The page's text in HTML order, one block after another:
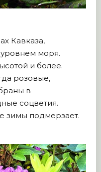
Кавказа,
моря.
и более.
розовые,
в
соцветия.
зимы подмерзает.